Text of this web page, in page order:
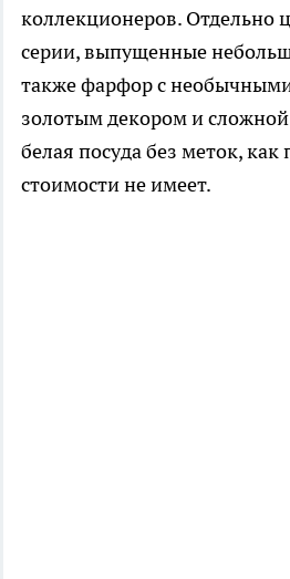
коллекционеров. Отдельно
серии, выпущенные
также фарфор с
золотым декором и
белая посуда без меток,
стоимости не имеет.